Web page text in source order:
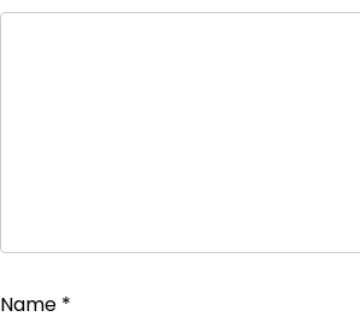
Name *